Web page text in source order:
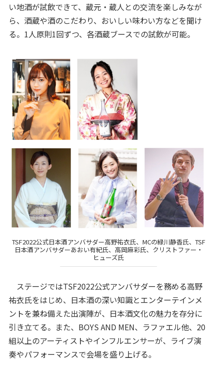
い地酒が試飲できて、蔵元・蔵人との交流を楽しみなが
ら、酒蔵や酒のこだわり、おいしい味わい方などを聞け
る。1人原則1回ずつ、各酒蔵ブースでの試飲が可能。
TSF2022公式日本酒アンバサダー高野祐衣氏、MCの緑川静香氏、TSF
日本酒アンバサダーあおい有紀氏、高岡麻彩氏、クリストファー・
ヒューズ氏
ステージではTSF2022公式アンバサダーを務める高野
祐衣氏をはじめ、日本酒の深い知識とエンターテインメ
ントを兼ね備えた出演陣が、日本酒文化の魅力を存分に
引き立てる。また、BOYS AND MEN、ラファエル他、20
組以上のアーティストやインフルエンサーが、ライブ演
奏やパフォーマンスで会場を盛り上げる。